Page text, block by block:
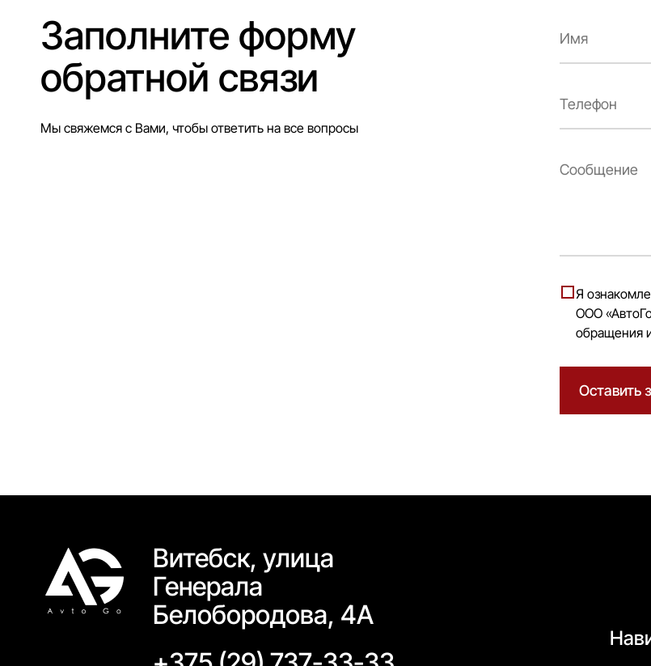
Заполните форму
обратной связи
Мы свяжемся с Вами, чтобы ответить на все вопросы
Я
ООО
обращения
Оставить
Витебск, улица
Генерала
Белобородова, 4А